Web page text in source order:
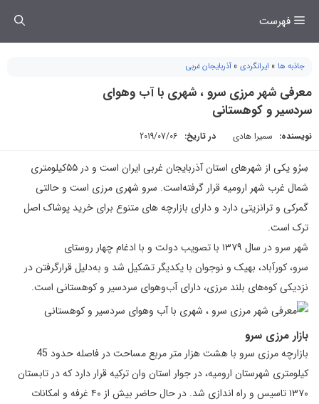
فهرست
جاذبه ها » ایرانگردی » آذربایجان غربی
معرفی شهر مرزی سرو ، شهری با آب وهوای
سردسیر و کوهستانی
نویسنده: سمیرا هادی در تاریخ: 2019/07/06
سِرُو یکی از شهرهای استان آذربایجان غربی ایران است و در ۵۵کیلومتری
شمال غرب شهر ارومیه قرار گرفته‌است. سرو شهری مرزی است و حالتی
گمرکی و ترانزیتی دارد و دارای بازارچه های متنوع برای خرید پوشاک اصل
ترک است.
شهر سرو در سال ۱۳۷۹ با تصویب دولت و با ادغام چهار روستای
سرو، کورآباد، بهیک و نوجوان با یکدیگر تشکیل شد و به‌دلیل قرارگرفتن در
نزدیکی کوه‌های بلند مرزی، دارای آب‌وهوای سردسیر و کوهستانی است.
بازار مرزی سرو
بازارچه مرزی سرو با هشت هزار متر مربع مساحت در فاصله حدود 45
کیلومتری شهرستان ارومیه، در جوار استان وان ترکیه قرار دارد که در تابستان
۱۳۷۰ تاسیس و راه اندازی شد. در حال حاضر بیش از ۴۰ غرفه و امکانات